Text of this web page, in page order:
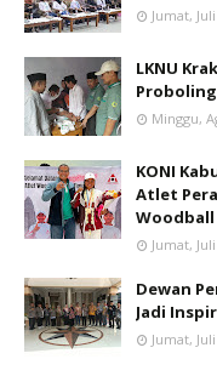
Jumat,
LKNU
Minggu,
KONI
Atlet
Woodball
Jumat,
Dewan
Jadi
Jumat,